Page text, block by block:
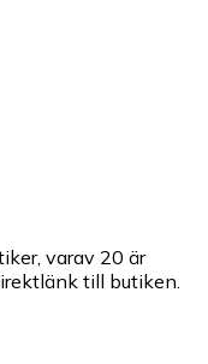
varav 20 är
till butiken.